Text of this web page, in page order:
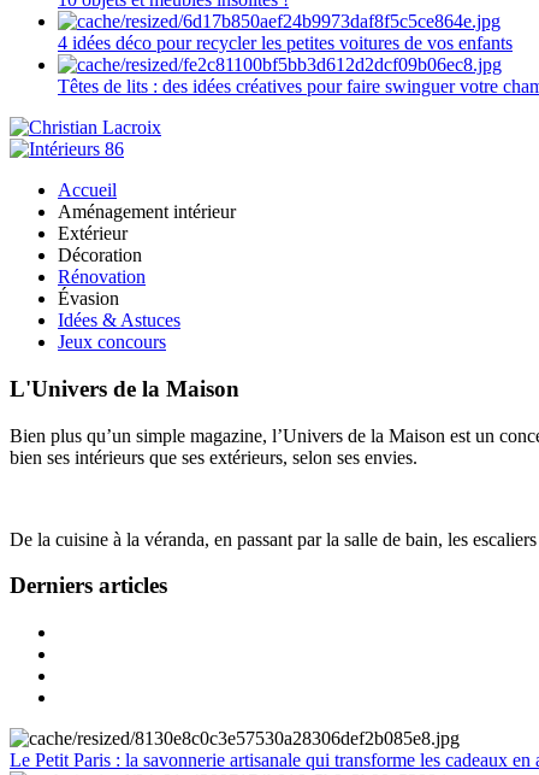
4 idées déco pour recycler les petites voitures de vos enfants
Têtes de lits : des idées créatives pour faire swinguer votre
Accueil
Aménagement intérieur
Extérieur
Décoration
Rénovation
Évasion
Idées & Astuces
Jeux concours
L'Univers de la Maison
Bien plus qu’un simple magazine, l’Univers de la Maison est un
bien ses intérieurs que ses extérieurs, selon ses envies.
De la cuisine à la véranda, en passant par la salle de bain, les
Derniers articles
Le Petit Paris : la savonnerie artisanale qui transforme les cadeaux en